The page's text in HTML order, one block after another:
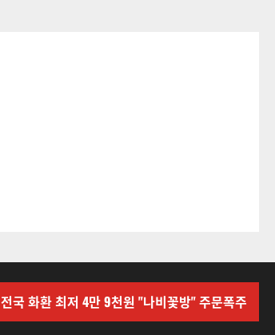
전국 화환 최저 4만 9천원 "나비꽃방" 주문폭주